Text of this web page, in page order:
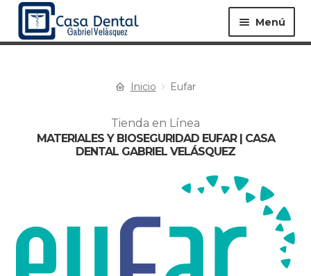
Menú
Materiales ▸
Especialidades ▸ Instrumentos ▸
Bioseguridad ▸
Desechables ▸
Inicio Eufar
Tienda en Línea
MATERIALES Y BIOSEGURIDAD EUFAR | CASA
DENTAL GABRIEL VELÁSQUEZ